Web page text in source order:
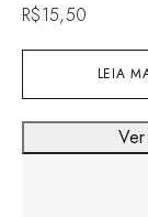
LEIA
R$15,50
Ver